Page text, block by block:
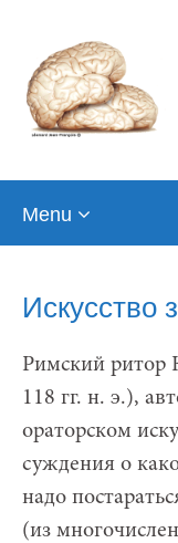
Menu
Искусство
Римский ритор
118 гг. н. э.),
ораторском
суждения о
надо
(из